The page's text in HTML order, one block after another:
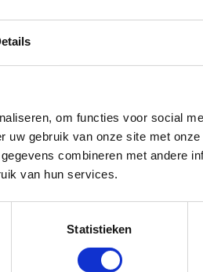
om functies voor social
uw gebruik van onze site met
combineren met andere
van hun services.
Statistieken